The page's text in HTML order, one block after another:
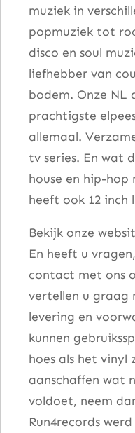
muziek in
popmuziek tot
disco en soul
liefhebber van
bodem. Onze NL
prachtigste
allemaal.
tv series. En wat
house en hip-hop
heeft ook 12 inch
Bekijk onze
En heeft u
contact met ons
vertellen u graag
levering en
kunnen
hoes als het vinyl
aanschaffen wat
voldoet, neem
Run4records